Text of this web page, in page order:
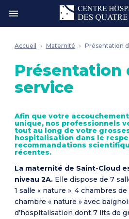
Ouvrir le menu"
Accueil Maternité Présentation
Présentation
service
Afin que votre
unique, nos professionnels
tout au long de votre
hospitalisation dans le
recommandations
récentes.
La maternité de Saint-Cloud
niveau 2A. Elle dispose de 7
1 salle « nature », 4 chambres
chambre « nature » avec
d’hospitalisation dont 7 lits de